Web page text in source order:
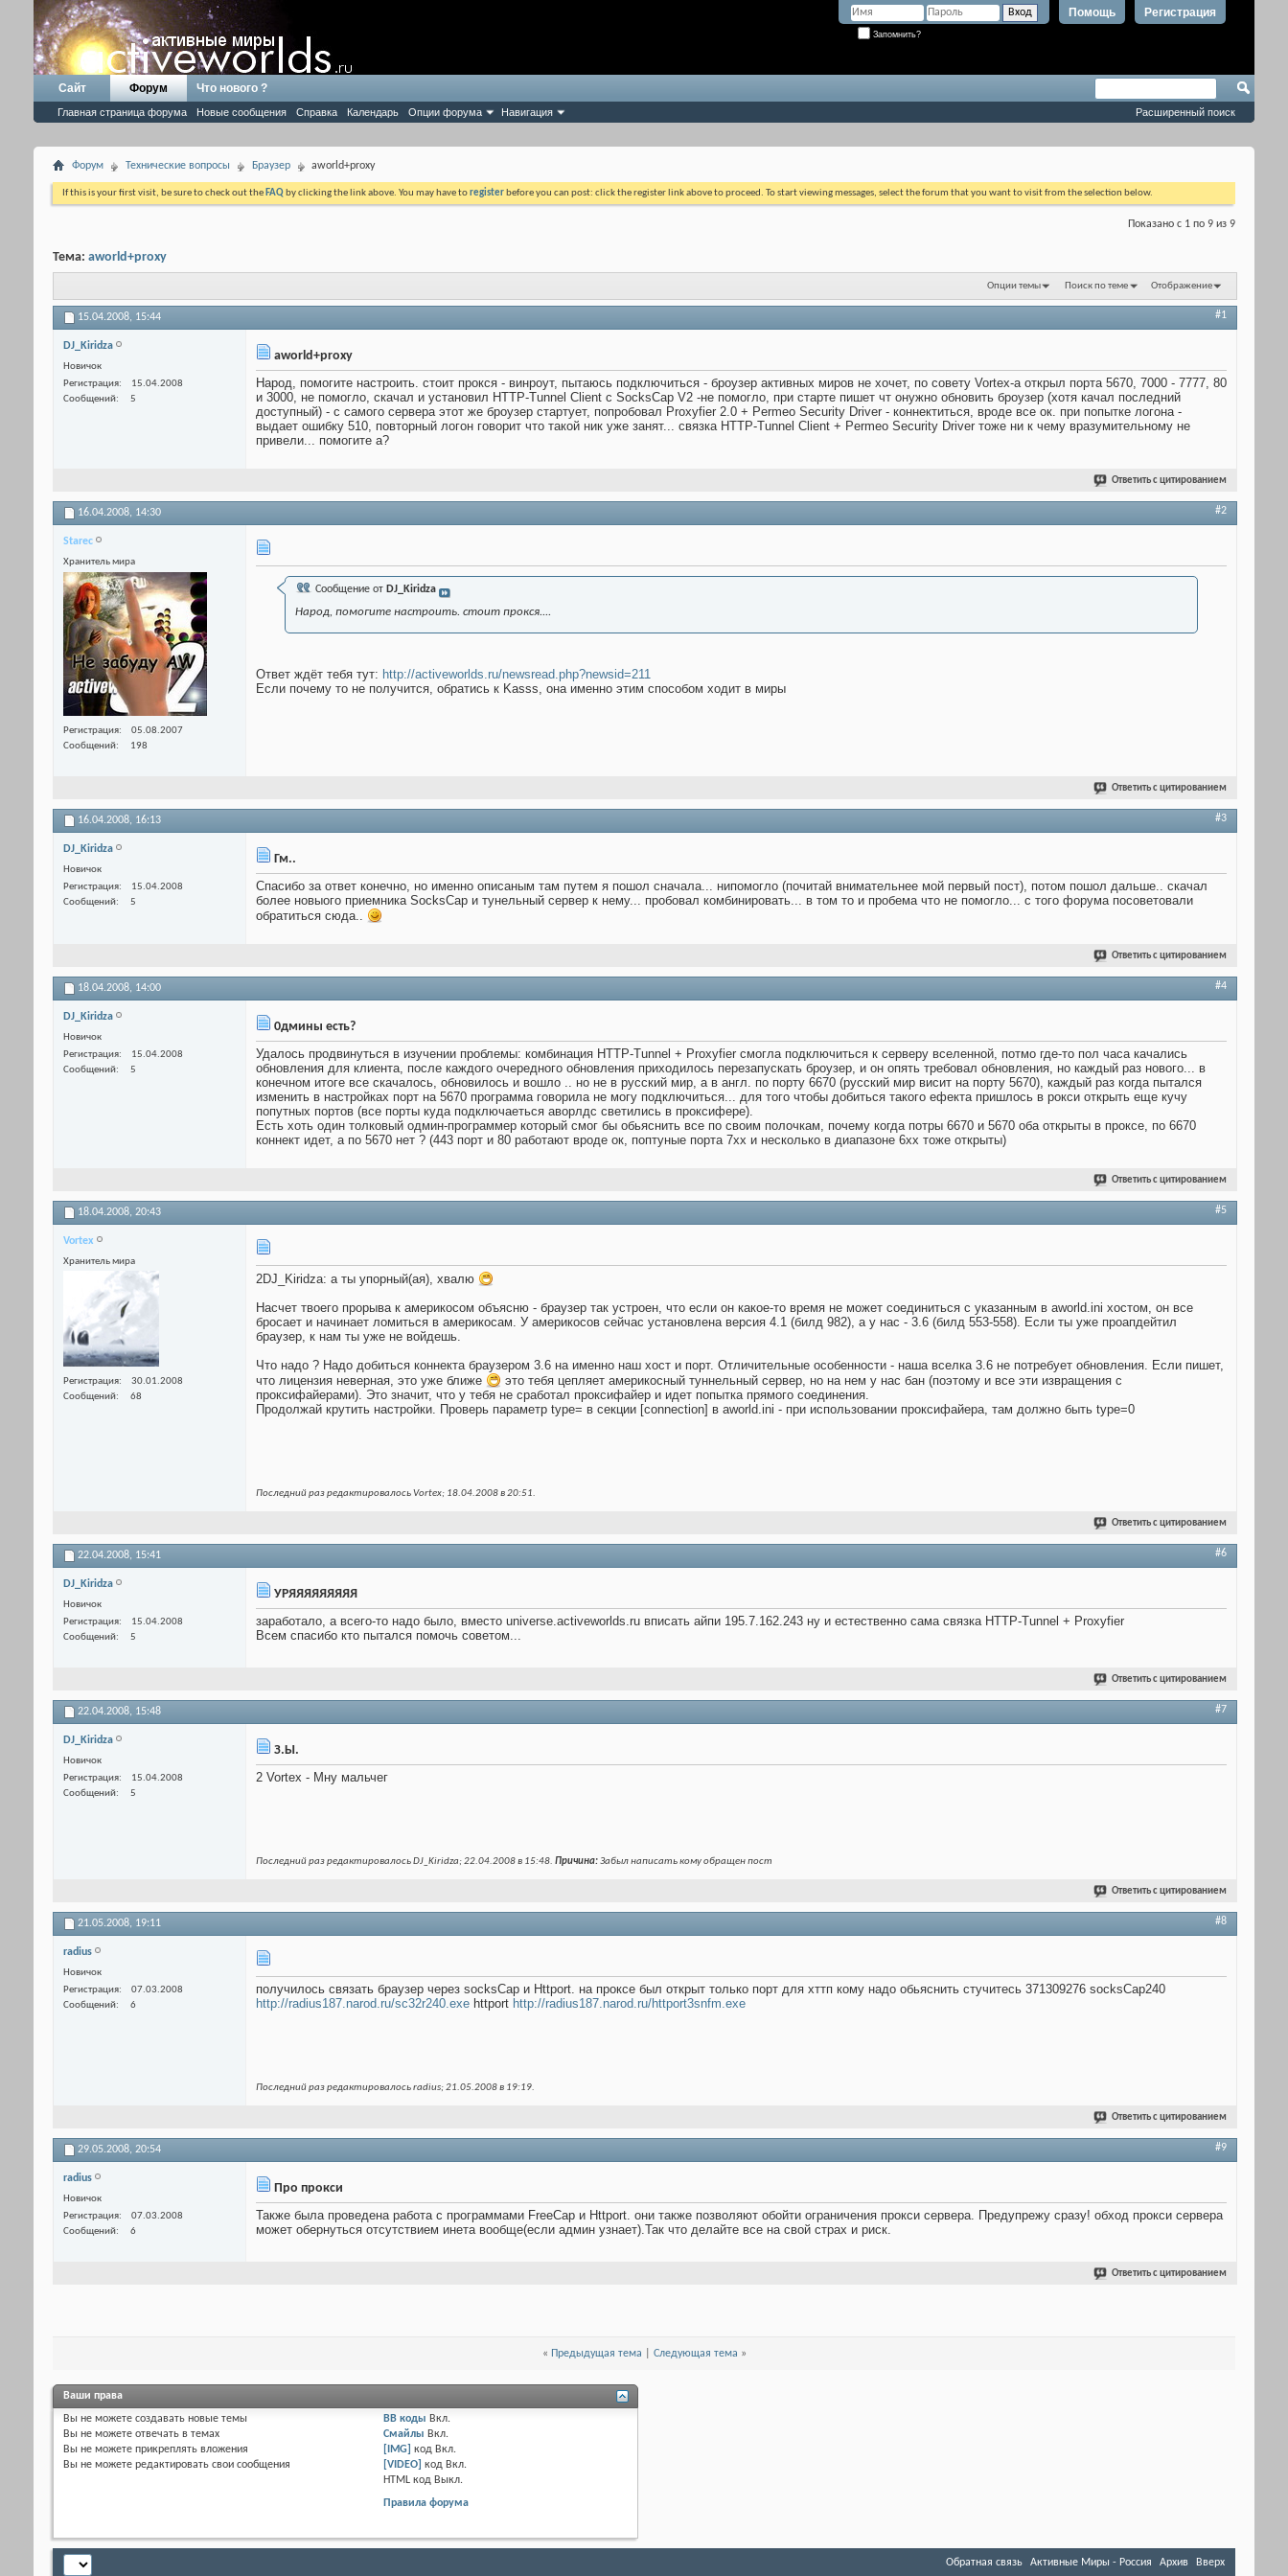
Регистрация
Помощь
Запомнить?
Сайт Форум
Главная страница форума Новые сообщения Справка Календарь Опции форума Навигация
Что нового ?
Расширенный поиск
Форум Технические вопросы Браузер aworld+proxy
If this is your first visit, be sure to check out the FAQ by clicking the link above. You may have toregister before you can post: click the register link above to proceed. To start viewing messages, select the forum that you want to visit from the selection below.
Показано с 1 по 9 из 9
Тема: aworld+proxy
Опции темы Поиск по теме Отображение
15.04.2008, 15:44 #1
DJ_Kiridza
Новичок
Регистрация
15.04.2008
Сообщений
5
aworld+proxy
Народ, помогите настроить. стоит прокся - винроут, пытаюсь подключиться - броузер активных миров не хочет, по совету Vortex-а открыл порта 5670, 7000 - 7777, 80
и 3000, не помогло, скачал и установил HTTP-Tunnel Client с SocksCap V2 -не помогло, при старте пишет чт онужно обновить броузер (хотя качал последний
доступный) - с самого сервера этот же броузер стартует, попробовал Proxyfier 2.0 + Permeo Security Driver - коннектиться, вроде все ок. при попытке логона -
выдает ошибку 510, повторный логон говорит что такой ник уже занят... связка HTTP-Tunnel Client + Permeo Security Driver тоже ни к чему вразумительному не
привели... помогите а?
Ответить с цитированием
16.04.2008, 14:30 #2
Starec
Хранитель мира
Регистрация
05.08.2007
Сообщений
198
Сообщение от DJ_Kiridza
Народ, помогите настроить. стоит прокся....
Ответ ждёт тебя тут: http://activeworlds.ru/newsread.php?newsid=211
Если почему то не получится, обратись к Kasss, она именно этим способом ходит в миры
Ответить с цитированием
16.04.2008, 16:13 #3
DJ_Kiridza
Новичок
Регистрация
15.04.2008
Сообщений
5
Гм..
Спасибо за ответ конечно, но именно описаным там путем я пошол сначала... нипомогло (почитай внимательнее мой первый пост), потом пошол дальше.. скачал
более новыого приемника SocksCap и тунельный сервер к нему... пробовал комбинировать... в том то и пробема что не помогло... с того форума посоветовали
обратиться сюда..
Ответить с цитированием
18.04.2008, 14:00 #4
DJ_Kiridza
Новичок
Регистрация
15.04.2008
Сообщений
5
0дмины есть?
Удалось продвинуться в изучении проблемы: комбинация HTTP-Tunnel + Proxyfier смогла подключиться к серверу вселенной, потмо где-то пол часа качались
обновления для клиента, после каждого очередного обновления приходилось перезапускать броузер, и он опять требовал обновления, но каждый раз нового... в
конечном итоге все скачалось, обновилось и вошло .. но не в русский мир, а в англ. по порту 6670 (русский мир висит на порту 5670), каждый раз когда пытался
изменить в настройках порт на 5670 программа говорила не могу подключиться... для того чтобы добиться такого ефекта пришлось в рокси открыть еще кучу
попутных портов (все порты куда подключаеться аворлдс светились в проксифере).
Есть хоть один толковый одмин-программер который смог бы обьяснить все по своим полочкам, почему когда потры 6670 и 5670 оба открыты в проксе, по 6670
коннект идет, а по 5670 нет ? (443 порт и 80 работают вроде ок, поптуные порта 7хх и несколько в диапазоне 6хх тоже открыты)
Ответить с цитированием
18.04.2008, 20:43 #5
Vortex
Хранитель мира
Регистрация
30.01.2008
Сообщений
68
2DJ_Kiridza: а ты упорный(ая), хвалю
Насчет твоего прорыва к америкосом объясню - браузер так устроен, что если он какое-то время не может соединиться с указанным в aworld.ini хостом, он все
бросает и начинает ломиться в америкосам. У америкосов сейчас установлена версия 4.1 (билд 982), а у нас - 3.6 (билд 553-558). Если ты уже проапдейтил
браузер, к нам ты уже не войдешь.
Что надо ? Надо добиться коннекта браузером 3.6 на именно наш хост и порт. Отличительные особенности - наша вселка 3.6 не потребует обновления. Если пишет,
что лицензия неверная, это уже ближе
это тебя цепляет америкосный туннельный сервер, но на нем у нас бан (поэтому и все эти извращения с
проксифайерами). Это значит, что у тебя не сработал проксифайер и идет попытка прямого соединения.
Продолжай крутить настройки. Проверь параметр type= в секции [connection] в aworld.ini - при использовании проксифайера, там должно быть type=0
Последний раз редактировалось Vortex; 18.04.2008 в20:51.
Ответить с цитированием
22.04.2008, 15:41 #6
DJ_Kiridza
Новичок
Регистрация
15.04.2008
Сообщений
5
УРЯЯЯЯЯЯЯЯЯ
заработало, а всего-то надо было, вместо universe.activeworlds.ru вписать айпи 195.7.162.243 ну и естественно сама связка HTTP-Tunnel + Proxyfier
Всем спасибо кто пытался помочь советом...
Ответить с цитированием
22.04.2008, 15:48 #7
DJ_Kiridza
Новичок
Регистрация
15.04.2008
Сообщений
5
З.Ы.
2 Vortex - Мну мальчег
Последний раз редактировалось DJ_Kiridza; 22.04.2008 в 15:48. Причина:Забыл написать кому обращен пост
Ответить с цитированием
21.05.2008, 19:11 #8
radius
Новичок
Регистрация
07.03.2008
Сообщений
6
получилось связать браузер через socksCap и Httport. на проксе был открыт только порт для хттп кому надо обьяснить стучитесь 371309276 socksCap240
http://radius187.narod.ru/sc32r240.exe httport http://radius187.narod.ru/httport3snfm.exe
Последний раз редактировалось radius; 21.05.2008 в 19:19.
Ответить с цитированием
29.05.2008, 20:54 #9
radius
Новичок
Регистрация
07.03.2008
Сообщений
6
Про прокси
Также была проведена работа с программами FreeCap и Httport. они также позволяют обойти ограничения прокси сервера. Предупрежу сразу! обход прокси сервера
может обернуться отсутствием инета вообще(если админ узнает).Так что делайте все на свой страх и риск.
Ответить с цитированием
« Предыдущая тема Следующая тема »
Ваши права
Вы не можете создавать новые темы
Вы не можете отвечать в темах
Вы не можете прикреплять вложения
Вы не можете редактировать свои сообщения
BB коды Вкл.
Смайлы Вкл.
[IMG] код Вкл.
[VIDEO] код Вкл.
HTML код Выкл.
Правила форума
Обратная связь Активные Миры - Россия Архив Вверх